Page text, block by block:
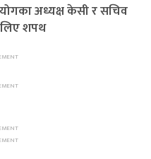
अध्यक्ष केसी र सचिव
लिए शपथ